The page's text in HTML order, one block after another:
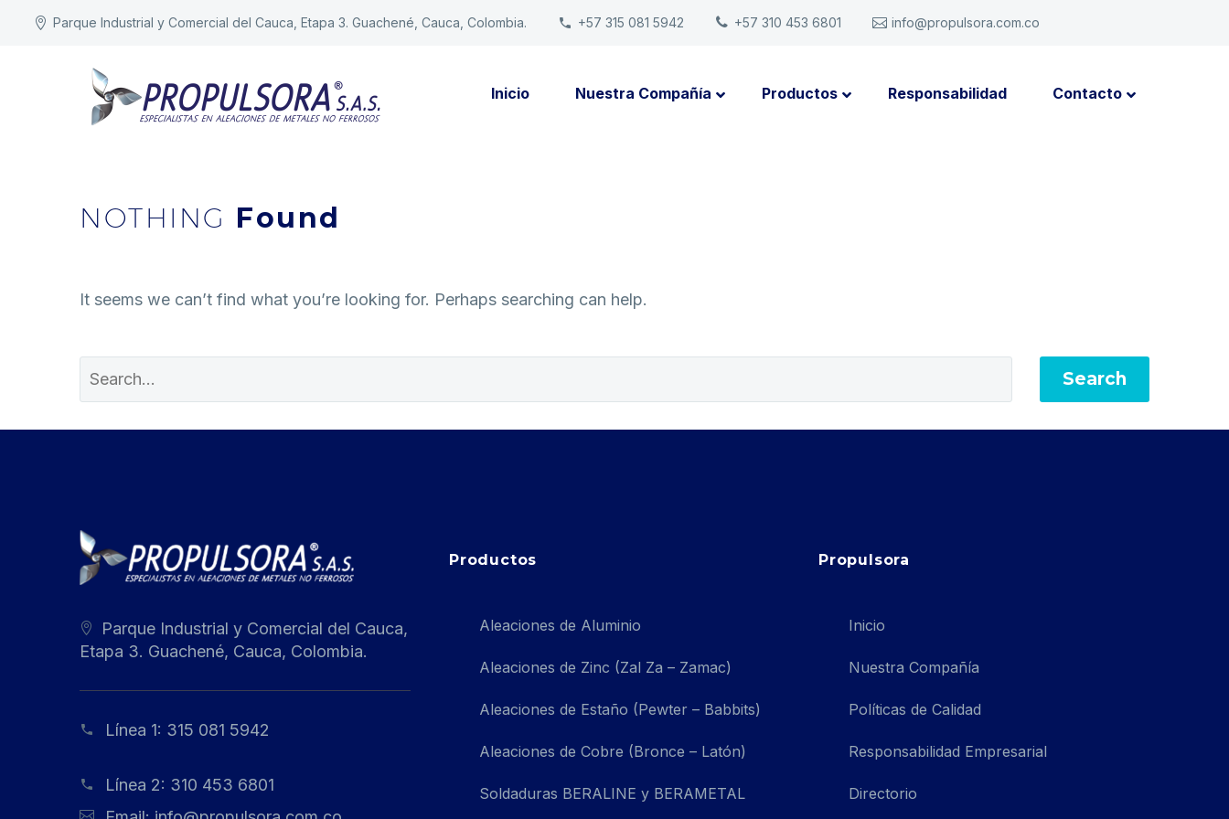
Parque Industrial y Comercial del Cauca, Etapa 3. Guachené, Cauca, Colombia. +57 315 081 5942 +57 310 453 6801 info@propulsora.com.co
Inicio Nuestra Compañía Productos Responsabilidad Contacto
NOTHING Found
It seems we can’t find what you’re looking for. Perhaps searching can help.
Search
Parque Industrial y Comercial del Cauca,
Etapa 3. Guachené, Cauca, Colombia.
Línea 1: 315 081 5942
Línea 2: 310 453 6801
Productos
Aleaciones de Aluminio
Aleaciones de Zinc (Zal Za – Zamac)
Aleaciones de Estaño (Pewter – Babbits)
Aleaciones de Cobre (Bronce – Latón)
Soldaduras BERALINE y BERAMETAL
Propulsora
Inicio
Nuestra Compañía
Políticas de Calidad
Responsabilidad Empresarial
Directorio